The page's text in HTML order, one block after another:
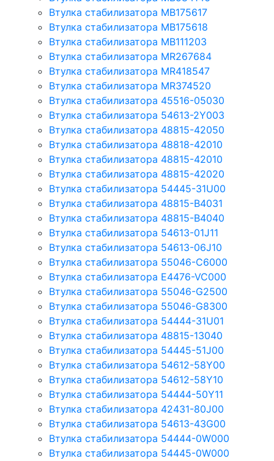
Втулка стабилизатора MB175617
Втулка стабилизатора MB175618
Втулка стабилизатора MB111203
Втулка стабилизатора MR267684
Втулка стабилизатора MR418547
Втулка стабилизатора MR374520
Втулка стабилизатора 45516-05030
Втулка стабилизатора 54613-2Y003
Втулка стабилизатора 48815-42050
Втулка стабилизатора 48818-42010
Втулка стабилизатора 48815-42010
Втулка стабилизатора 48815-42020
Втулка стабилизатора 54445-31U00
Втулка стабилизатора 48815-B4031
Втулка стабилизатора 48815-B4040
Втулка стабилизатора 54613-01J11
Втулка стабилизатора 54613-06J10
Втулка стабилизатора 55046-C6000
Втулка стабилизатора E4476-VC000
Втулка стабилизатора 55046-G2500
Втулка стабилизатора 55046-G8300
Втулка стабилизатора 54444-31U01
Втулка стабилизатора 48815-13040
Втулка стабилизатора 54445-51J00
Втулка стабилизатора 54612-58Y00
Втулка стабилизатора 54612-58Y10
Втулка стабилизатора 54444-50Y11
Втулка стабилизатора 42431-80J00
Втулка стабилизатора 54613-43G00
Втулка стабилизатора 54444-0W000
Втулка стабилизатора 54445-0W000